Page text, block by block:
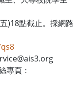
)18點截止。採網路
專頁：